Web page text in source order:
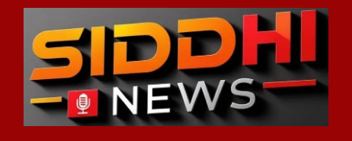
Skip
content